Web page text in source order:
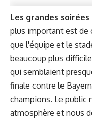
Les grandes
plus important est de
que l'équipe et le
beaucoup plus
qui semblaient
finale contre le
champions. Le public
atmosphère et nous